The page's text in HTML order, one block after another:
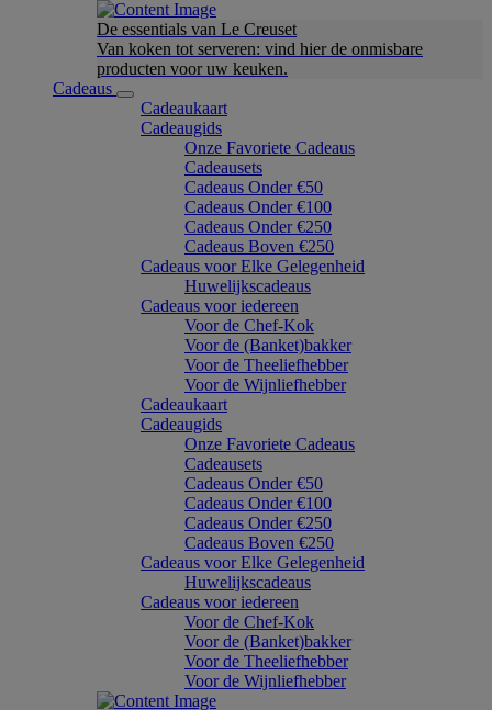
De essentials van Le Creuset
Van koken tot serveren: vind hier de onmisbare
producten voor uw keuken.
Cadeaus
Cadeaukaart
Cadeaugids
Onze Favoriete Cadeaus
Cadeausets
Cadeaus Onder €50
Cadeaus Onder €100
Cadeaus Onder €250
Cadeaus Boven €250
Cadeaus voor Elke Gelegenheid
Huwelijkscadeaus
Cadeaus voor iedereen
Voor de Chef-Kok
Voor de (Banket)bakker
Voor de Theeliefhebber
Voor de Wijnliefhebber
Cadeaukaart
Cadeaugids
Onze Favoriete Cadeaus
Cadeausets
Cadeaus Onder €50
Cadeaus Onder €100
Cadeaus Onder €250
Cadeaus Boven €250
Cadeaus voor Elke Gelegenheid
Huwelijkscadeaus
Cadeaus voor iedereen
Voor de Chef-Kok
Voor de (Banket)bakker
Voor de Theeliefhebber
Voor de Wijnliefhebber